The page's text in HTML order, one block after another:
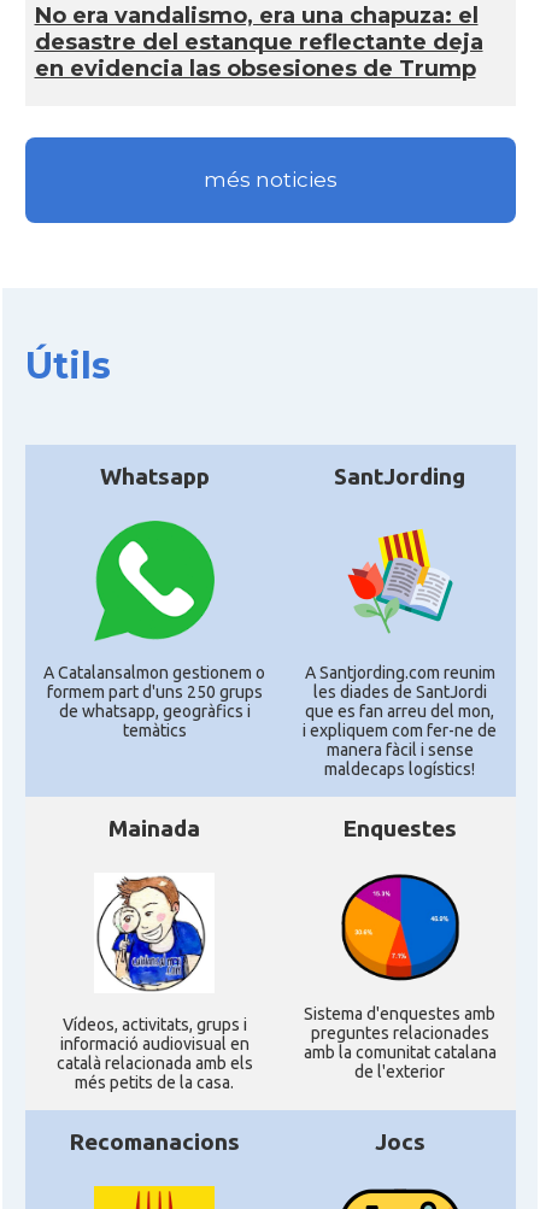
No era vandalismo, era una chapuza: el
desastre del estanque reflectante deja
en evidencia las obsesiones de Trump
més noticies
Útils
Whatsapp
A Catalansalmon gestionem o
formem part d'uns 250 grups
de whatsapp, geogràfics i
temàtics
SantJording
A Santjording.com reunim
les diades de SantJordi
que es fan arreu del mon,
i expliquem com fer-ne de
manera fàcil i sense
maldecaps logí­stics!
Mainada
Ví­deos, activitats, grups i
informació audiovisual en
català relacionada amb els
més petits de la casa.
Enquestes
Sistema d'enquestes amb
preguntes relacionades
amb la comunitat catalana
de l'exterior
Recomanacions Jocs